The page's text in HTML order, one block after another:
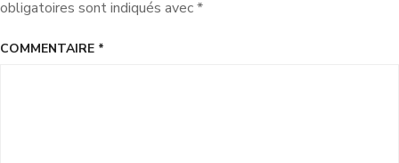
obligatoires sont indiqués avec*
COMMENTAIRE *